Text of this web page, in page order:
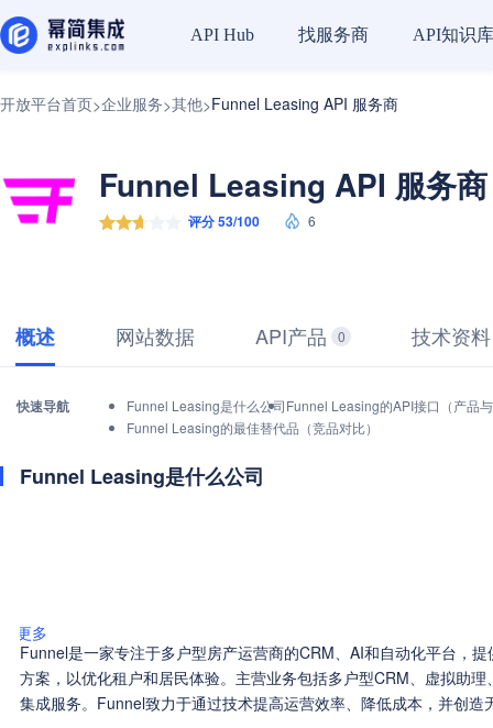
API Hub 找服务商 API知识库
开放平台首页>企业服务>其他>Funnel Leasing API 服务商
Funnel Leasing API 服务商
评分 53/100 6
概述 网站数据 API产品 0 技术资料
快速导航 Funnel Leasing是什么公司Funnel Leasing的API接口（产品
Funnel Leasing的最佳替代品（竞品对比）
Funnel Leasing是什么公司
更多
Funnel是一家专注于多户型房产运营商的CRM、AI和自动化平台，
方案，以优化租户和居民体验。主营业务包括多户型CRM、虚拟助
集成服务。Funnel致力于通过技术提高运营效率、降低成本，并创造